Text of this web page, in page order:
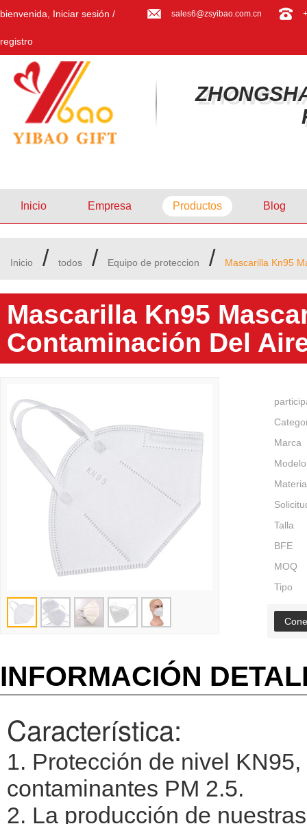
bienvenida, Iniciar sesión /
registro
sales6@zsyibao.com.cn
Inicio Empresa Productos Blog
Inicio / todos / Equipo de proteccion / Mascarilla Kn95
Mascarilla Kn95
Contaminación Del
Marca
Modelo
Talla
BFE
MOQ
Tipo
INFORMACIÓN
Característica:
1. Protección de nivel
contaminantes PM 2.5.
2. La producción de